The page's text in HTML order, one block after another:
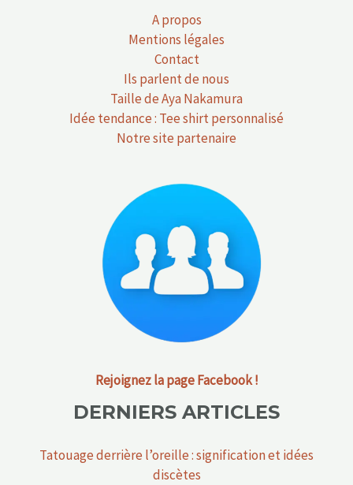
A propos
Mentions légales
Contact
Ils parlent de nous
Taille de Aya Nakamura
Idée tendance : Tee shirt personnalisé
Notre site partenaire
Rejoignez la page Facebook !
DERNIERS ARTICLES
Tatouage derrière l’oreille : signification et idées
discètes